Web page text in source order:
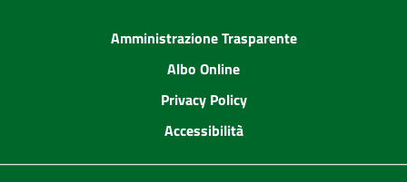
Amministrazione Trasparente
Albo Online
Privacy Policy
Accessibilità